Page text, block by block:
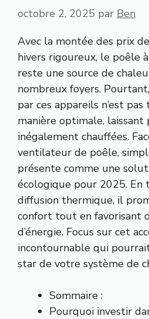
octobre 2, 2025 par Ben
Avec la montée des prix
hivers rigoureux, le poêle
reste une source de
nombreux foyers.
par ces appareils n’est
manière optimale, laissant
inégalement chauffées.
ventilateur de poêle,
présente comme une
écologique pour 2025. En
diffusion thermique, il
confort tout en favorisant
d’énergie. Focus sur cet
incontournable qui
star de votre système de
Sommaire :
Pourquoi investir